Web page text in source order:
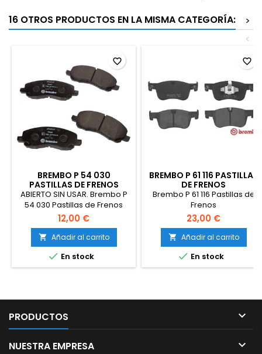
16 OTROS PRODUCTOS EN LA MISMA CATEGORÍA:
>
<
BREMBO P 54 030
PASTILLAS DE FRENOS
ABIERTO SIN USAR. Brembo P
54 030 Pastillas de Frenos
12,00 €
 Añadir al carrito
 En stock
favorite_border
BREMBO P 61 116 PASTILLAS
DE FRENOS
Brembo P 61 116 Pastillas de
Frenos
23,00 €
 Añadir al carrito
 En stock
favorite_border
PRODUCTOS 
NUESTRA EMPRESA 